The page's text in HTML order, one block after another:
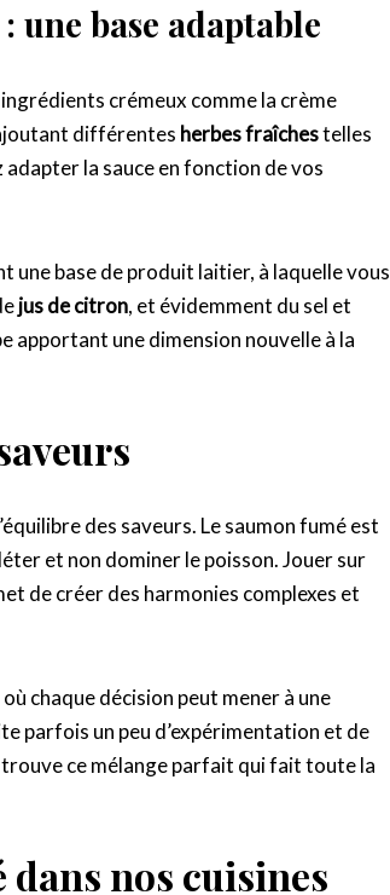
une base adaptable
crémeux comme la crème
différentes herbes fraîchestelles
la sauce en fonction de vos
une base de produit laitier, à laquelle vous
jus de citron, et évidemment du sel et
apportant une dimension nouvelle à la
des saveurs. Le saumon fumé est
et non dominer le poisson. Jouer sur
de créer des harmonies complexes et
chaque décision peut mener à une
parfois un peu d’expérimentation et de
trouve ce mélange parfait qui fait toute la
nos cuisines